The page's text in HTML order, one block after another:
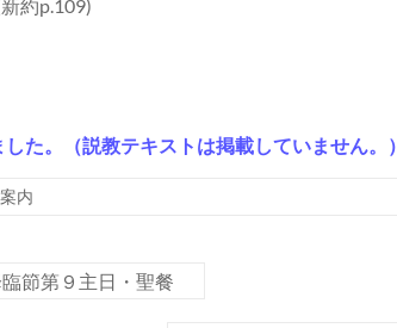
新約p.109)
た。（説教テキストは掲載していません。）
内
節第９主日・聖餐